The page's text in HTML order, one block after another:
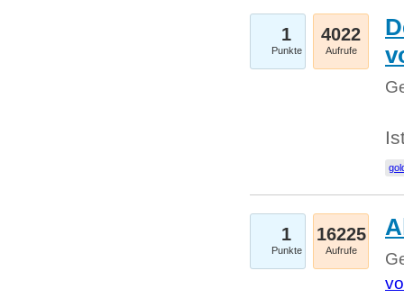
1
Punkte
4022
Aufrufe
1
Punkte
16225
Aufrufe